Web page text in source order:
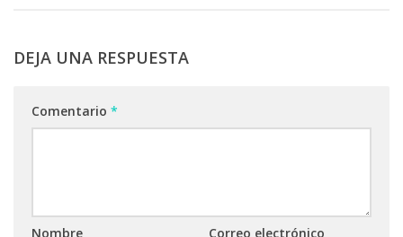
DEJA UNA RESPUESTA
Comentario *
Nombre Correo electrónico